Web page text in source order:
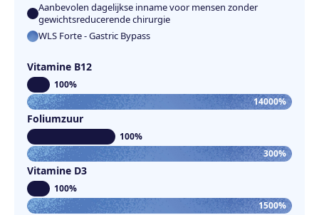
Aanbevolen dagelijkse inname voor mensen zonder
gewichtsreducerende chirurgie
WLS Forte - Gastric Bypass
Vitamine B12
100%
14000%
Foliumzuur
100%
300%
Vitamine D3
100%
1500%